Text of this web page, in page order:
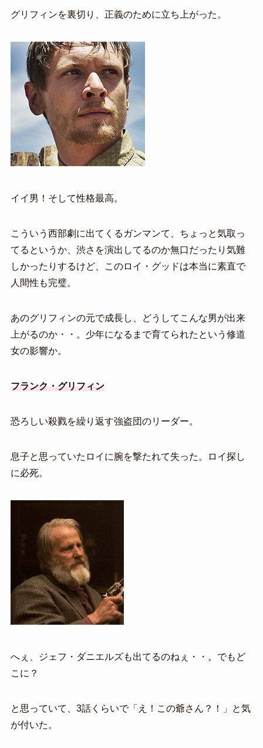
グリフィンを裏切り、正義のために立ち上がった。
イイ男！そして性格最高。
こういう西部劇に出てくるガンマンて、ちょっと気取っ
てるというか、渋さを演出してるのか無口だったり気難
しかったりするけど、このロイ・グッドは本当に素直で
人間性も完璧。
あのグリフィンの元で成長し、どうしてこんな男が出来
上がるのか・・。少年になるまで育てられたという修道
女の影響か。
フランク・グリフィン
恐ろしい殺戮を繰り返す強盗団のリーダー。
息子と思っていたロイに腕を撃たれて失った。ロイ探し
に必死。
へぇ、ジェフ・ダニエルズも出てるのねぇ・・。でもど
こに？
と思っていて、3話くらいで「え！この爺さん？！」と気
が付いた。